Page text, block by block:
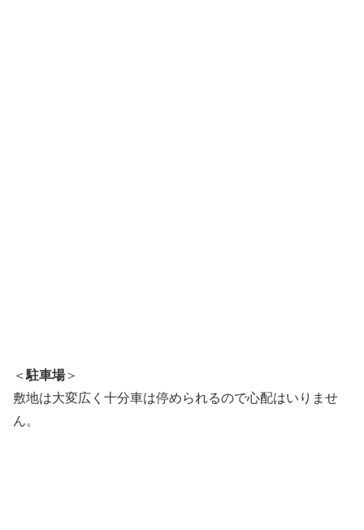
＜ 駐車場＞
敷地は大変広く十分車は停められるので心配はいりませ
ん。